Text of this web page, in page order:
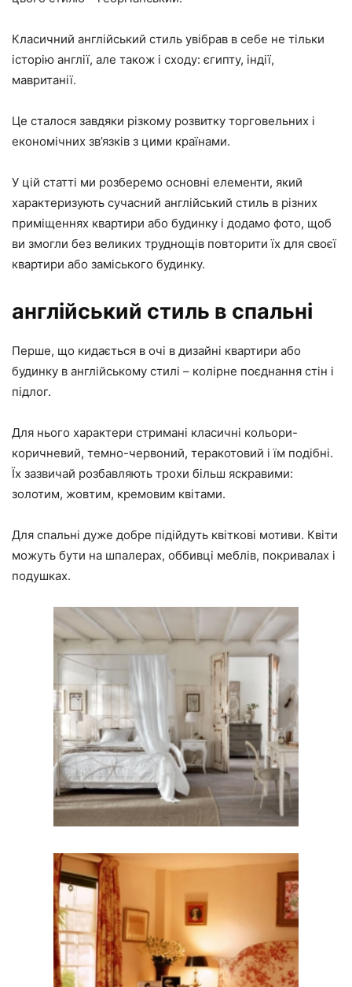
Класичний англійський стиль увібрав в себе не тільки
історію англії, але також і сходу: єгипту, індії,
мавританії.
Це сталося завдяки різкому розвитку торговельних і
економічних зв’язків з цими країнами.
У цій статті ми розберемо основні елементи, який
характеризують сучасний англійський стиль в різних
приміщеннях квартири або будинку і додамо фото, щоб
ви змогли без великих труднощів повторити їх для своєї
квартири або заміського будинку.
англійський стиль в спальні
Перше, що кидається в очі в дизайні квартири або
будинку в англійському стилі – колірне поєднання стін і
підлог.
Для нього характери стримані класичні кольори-
коричневий, темно-червоний, теракотовий і їм подібні.
Їх зазвичай розбавляють трохи більш яскравими:
золотим, жовтим, кремовим квітами.
Для спальні дуже добре підійдуть квіткові мотиви. Квіти
можуть бути на шпалерах, оббивці меблів, покривалах і
подушках.